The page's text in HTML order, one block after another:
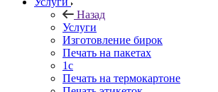
Назад
Услуги
Изготовление бирок
Печать на пакетах
1c
Печать на термокартоне